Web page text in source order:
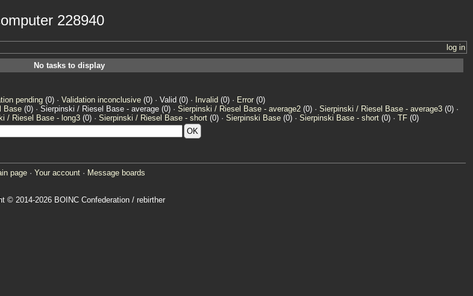
228940
log in
No tasks to display
pending (0) · Validation inconclusive (0) · Valid (0) · Invalid (0) · Error (0)
Base(0) · Sierpinski / Riesel Base - average (0) · Sierpinski / Riesel Base - average2(0) · Sierpinski / Riesel Base - average3(0) ·
/ Riesel Base - long3(0) · Sierpinski / Riesel Base - short(0) · Sierpinski Base(0) · Sierpinski Base - short(0) · TF(0)
page · Your account · Message boards
© 2014-2026 BOINC Confederation / rebirther